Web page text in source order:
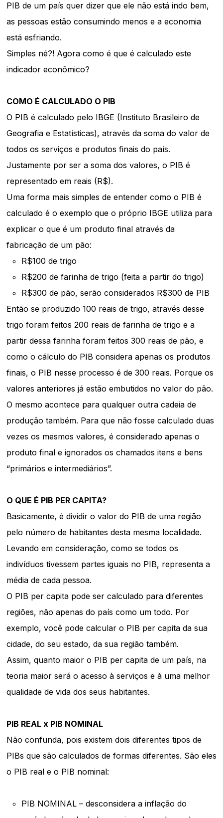
PIB de um país quer dizer que ele não está indo bem,
as pessoas estão consumindo menos e a economia
está esfriando.
Simples né?! Agora como é que é calculado este
indicador econômico?
COMO É CALCULADO O PIB
O PIB é calculado pelo IBGE (Instituto Brasileiro de
Geografia e Estatísticas), através da soma do valor de
todos os serviços e produtos finais do país.
Justamente por ser a soma dos valores, o PIB é
representado em reais (R$).
Uma forma mais simples de entender como o PIB é
calculado é o exemplo que o próprio IBGE utiliza para
explicar o que é um produto final através da
fabricação de um pão:
R$100 de trigo
R$200 de farinha de trigo (feita a partir do trigo)
R$300 de pão, serão considerados R$300 de PIB
Então se produzido 100 reais de trigo, através desse
trigo foram feitos 200 reais de farinha de trigo e a
partir dessa farinha foram feitos 300 reais de pão, e
como o cálculo do PIB considera apenas os produtos
finais, o PIB nesse processo é de 300 reais. Porque os
valores anteriores já estão embutidos no valor do pão.
O mesmo acontece para qualquer outra cadeia de
produção também. Para que não fosse calculado duas
vezes os mesmos valores, é considerado apenas o
produto final e ignorados os chamados itens e bens
“primários e intermediários”.
O QUE É PIB PER CAPITA?
Basicamente, é dividir o valor do PIB de uma região
pelo número de habitantes desta mesma localidade.
Levando em consideração, como se todos os
indivíduos tivessem partes iguais no PIB, representa a
média de cada pessoa.
O PIB per capita pode ser calculado para diferentes
regiões, não apenas do país como um todo. Por
exemplo, você pode calcular o PIB per capita da sua
cidade, do seu estado, da sua região também.
Assim, quanto maior o PIB per capita de um país, na
teoria maior será o acesso à serviços e à uma melhor
qualidade de vida dos seus habitantes.
PIB REAL x PIB NOMINAL
Não confunda, pois existem dois diferentes tipos de
PIBs que são calculados de formas diferentes. São eles
o PIB real e o PIB nominal:
PIB NOMINAL – desconsidera a inflação do